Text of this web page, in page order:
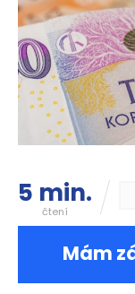
5 min.
čtení
Mám